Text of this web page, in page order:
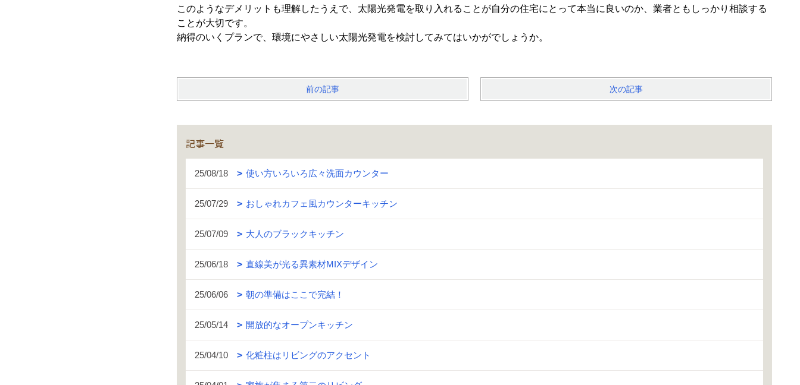
このようなデメリットも理解したうえで、太陽光発電を取り入れることが自分の住宅にとって本当に良いのか、業者ともしっかり相談する
ことが大切です。
納得のいくプランで、環境にやさしい太陽光発電を検討してみてはいかがでしょうか。
前の記事 次の記事
記事一覧
25/08/18 使い方いろいろ広々洗面カウンター
25/07/29 おしゃれカフェ風カウンターキッチン
25/07/09 大人のブラックキッチン
25/06/18 直線美が光る異素材MIXデザイン
25/06/06 朝の準備はここで完結！
25/05/14 開放的なオープンキッチン
25/04/10 化粧柱はリビングのアクセント